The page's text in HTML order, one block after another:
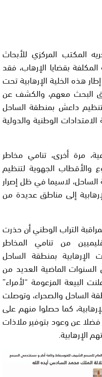
المكتب المركزي للأبحاث
بقضايا الإرهاب، فقد
هذه الخلية الإرهابية تحت
البحث معهم، والكشف عن
لتنظيم داعش بمنطقة الساحل
الوطنية والدولية
مرة أخرى، تنامي مخاطر
والأقطاب الجهوية لتنظيم
لاسيما في ظل إصرار
إلى مناطق عديدة من
التراب الوطني أن حذرت
من تنامي المخاطر
الإرهابية بمنطقة الساحل
الماضية العديد من
البيعة المزعومة “لأمراء”
الساحل والصحراء، وتوصلت
كما حصلوا منهم على
فضلا عن وعود بتوفير ملاذات
الإرهابية.